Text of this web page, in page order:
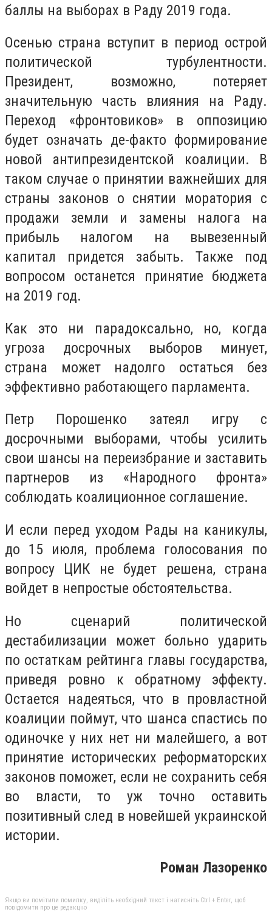
баллы на выборах в Раду 2019 года.
Осенью страна вступит в период острой
политической турбулентности.
Президент, возможно, потеряет
значительную часть влияния на Раду.
Переход «фронтовиков» в оппозицию
будет означать де-факто формирование
новой антипрезидентской коалиции. В
таком случае о принятии важнейших для
страны законов о снятии моратория с
продажи земли и замены налога на
прибыль налогом на вывезенный
капитал придется забыть. Также под
вопросом останется принятие бюджета
на 2019 год.
Как это ни парадоксально, но, когда
угроза досрочных выборов минует,
страна может надолго остаться без
эффективно работающего парламента.
Петр Порошенко затеял игру с
досрочными выборами, чтобы усилить
свои шансы на переизбрание и заставить
партнеров из «Народного фронта»
соблюдать коалиционное соглашение.
И если перед уходом Рады на каникулы,
до 15 июля, проблема голосования по
вопросу ЦИК не будет решена, страна
войдет в непростые обстоятельства.
Но сценарий политической
дестабилизации может больно ударить
по остаткам рейтинга главы государства,
приведя ровно к обратному эффекту.
Остается надеяться, что в провластной
коалиции поймут, что шанса спастись по
одиночке у них нет ни малейшего, а вот
принятие исторических реформаторских
законов поможет, если не сохранить себя
во власти, то уж точно оставить
позитивный след в новейшей украинской
истории.
Роман Лазоренко
Якщо ви помітили помилку, виділіть необхідний текст і натисніть Ctrl + Enter, щоб
повідомити про це редакцію